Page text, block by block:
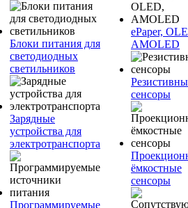
Блоки питания для
светодиодных
светильников
Зарядные
устройства для
электротранспорта
Программируемые
ePaper,
AMOLED
сенсоры
ёмкостные
сенсоры